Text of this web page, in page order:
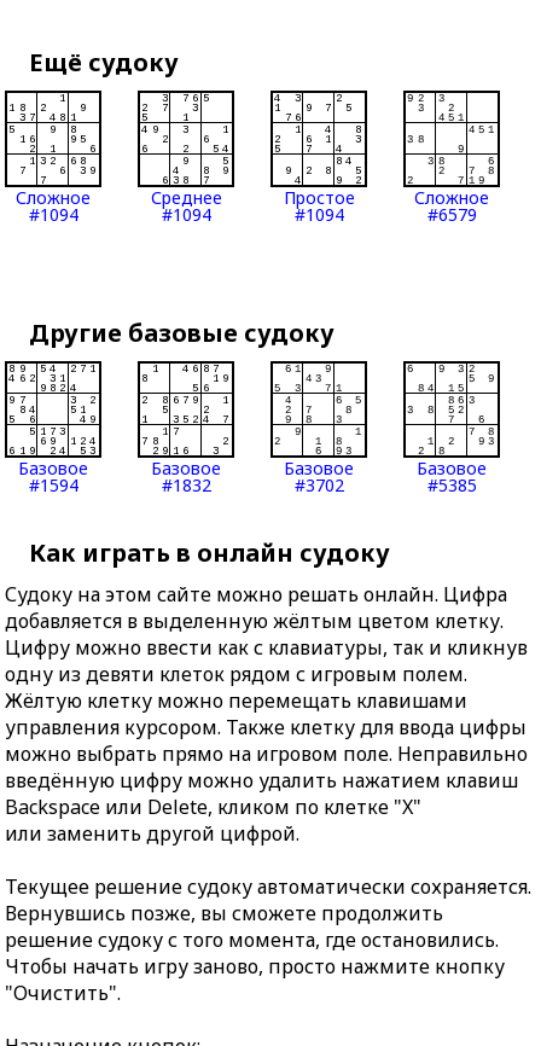
Ещё судоку
Сложное
#1094
Среднее
#1094
Простое
#1094
Сложное
#6579
Другие базовые судоку
Базовое
#1594
Базовое
#1832
Базовое
#3702
Базовое
#5385
Как играть в онлайн судоку
Судоку на этом сайте можно решать онлайн. Цифра
добавляется в выделенную жёлтым цветом клетку.
Цифру можно ввести как с клавиатуры, так и кликнув
одну из девяти клеток рядом с игровым полем.
Жёлтую клетку можно перемещать клавишами
управления курсором. Также клетку для ввода цифры
можно выбрать прямо на игровом поле. Неправильно
введённую цифру можно удалить нажатием клавиш
Backspace или Delete, кликом по клетке "X"
или заменить другой цифрой.
Текущее решение судоку автоматически сохраняется.
Вернувшись позже, вы сможете продолжить
решение судоку с того момента, где остановились.
Чтобы начать игру заново, просто нажмите кнопку
"Очистить".